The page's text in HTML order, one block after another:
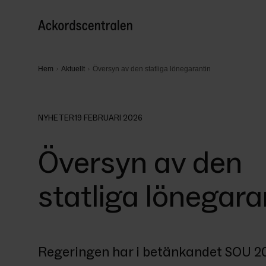
Hem Aktuellt Översyn av den statliga lönegarantin
NYHETER19 FEBRUARI 2026
Översyn av den
statliga
Regeringen har i betänkandet SOU